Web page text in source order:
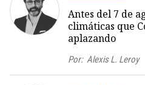
Antes del 7 de
climáticas que
aplazando
Por: Alexis L. Leroy